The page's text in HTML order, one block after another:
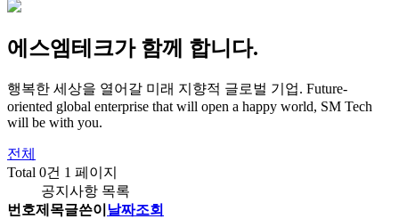
에스엠테크가 함께 합니다.
행복한 세상을 열어갈 미래 지향적 글로벌 기업. Future-
oriented global enterprise that will open a happy world, SM Tech
will be with you.
전체
Total 0건 1 페이지
공지사항 목록
번호제목글쓴이 날짜조회